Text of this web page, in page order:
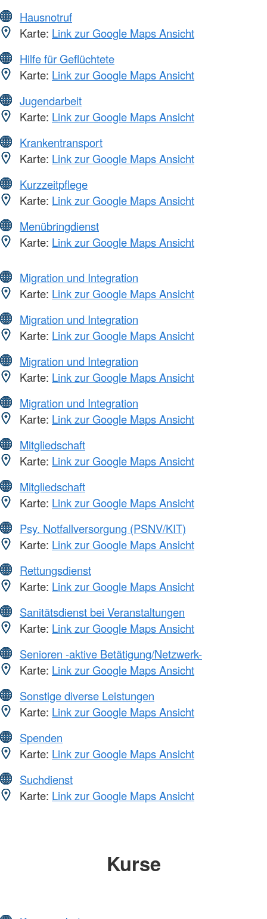
Hausnotruf
Karte: Link zur Google Maps Ansicht
Hilfe für Geflüchtete
Karte: Link zur Google Maps Ansicht
Jugendarbeit
Karte: Link zur Google Maps Ansicht
Krankentransport
Karte: Link zur Google Maps Ansicht
Kurzzeitpflege
Karte: Link zur Google Maps Ansicht
Menübringdienst
Karte: Link zur Google Maps Ansicht
Migration und Integration
Karte: Link zur Google Maps Ansicht
Migration und Integration
Karte: Link zur Google Maps Ansicht
Migration und Integration
Karte: Link zur Google Maps Ansicht
Migration und Integration
Karte: Link zur Google Maps Ansicht
Mitgliedschaft
Karte: Link zur Google Maps Ansicht
Mitgliedschaft
Karte: Link zur Google Maps Ansicht
Psy. Notfallversorgung (PSNV/KIT)
Karte: Link zur Google Maps Ansicht
Rettungsdienst
Karte: Link zur Google Maps Ansicht
Sanitätsdienst bei Veranstaltungen
Karte: Link zur Google Maps Ansicht
Senioren -aktive Betätigung/Netzwerk-
Karte: Link zur Google Maps Ansicht
Sonstige diverse Leistungen
Karte: Link zur Google Maps Ansicht
Spenden
Karte: Link zur Google Maps Ansicht
Suchdienst
Karte: Link zur Google Maps Ansicht
Kurse